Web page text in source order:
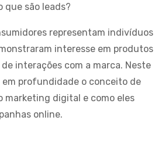
que são leads?
representam indivíduos
interesse em produtos
interações com a marca. Neste
em profundidade o conceito de
marketing digital e como eles
online.